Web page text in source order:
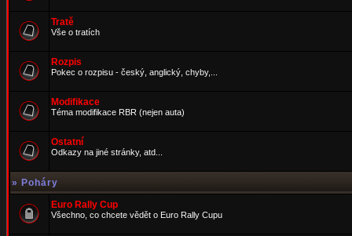
Tratě
Vše o tratích
Rozpis
Pokec o rozpisu - český, anglický, chyby,...
Modifikace
Téma modifikace RBR (nejen auta)
Ostatní
Odkazy na jiné stránky, atd...
» Poháry
Euro Rally Cup
Všechno, co chcete vědět o Euro Rally Cupu